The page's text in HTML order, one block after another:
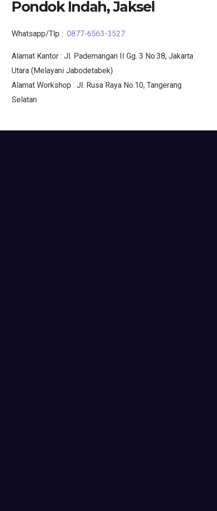
Pondok Indah, Jaksel
Whatsapp/Tlp : 0877-6563-3527
Alamat Kantor : Jl. Pademangan II Gg. 3 No.38, Jakarta
Utara (Melayani Jabodetabek)
Alamat Workshop : Jl. Rusa Raya No.10, Tangerang
Selatan